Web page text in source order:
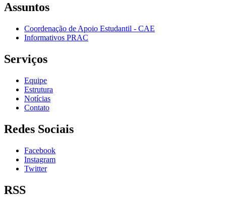
Assuntos
Coordenação de Apoio Estudantil - CAE
Informativos PRAC
Serviços
Equipe
Estrutura
Notícias
Contato
Redes Sociais
Facebook
Instagram
Twitter
RSS